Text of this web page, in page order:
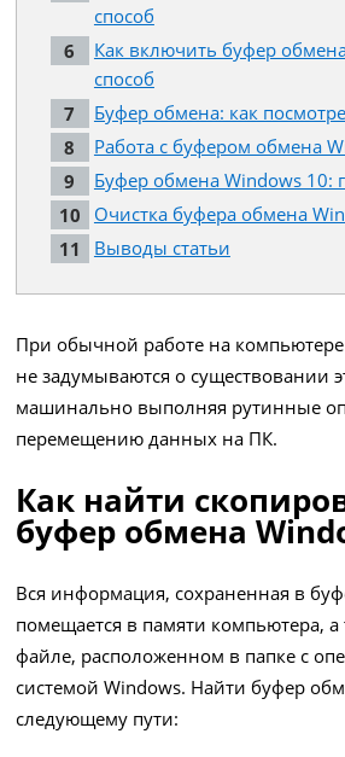
способ
Как включить буфер
способ
Буфер обмена: как
Работа с буфером обмена
Буфер обмена Windows 10:
Очистка буфера обмена
Выводы статьи
При обычной работе на
не задумываются о существовании
машинально выполняя рутинные
перемещению данных на ПК.
Как найти
буфер обмена
Вся информация, сохраненная в
помещается в памяти компьютера, а
файле, расположенном в папке с
системой Windows. Найти буфер
следующему пути: